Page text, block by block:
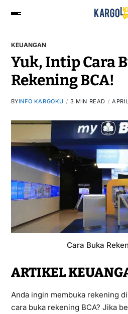
KEUANGAN
Yuk, Intip Cara
Rekening BCA!
BYINFO KARGOKU 3 MIN READ
Cara Buka
ARTIKEL
Anda ingin membuka rekening
cara buka rekening BCA? Jika